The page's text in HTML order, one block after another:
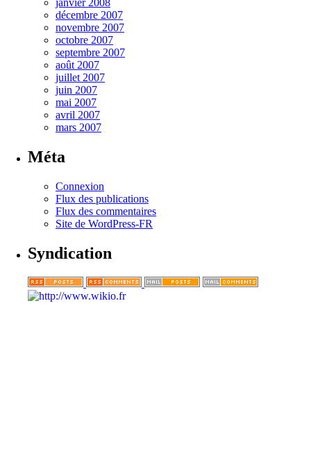
janvier 2008
décembre 2007
novembre 2007
octobre 2007
septembre 2007
août 2007
juillet 2007
juin 2007
mai 2007
avril 2007
mars 2007
Méta
Connexion
Flux des publications
Flux des commentaires
Site de WordPress-FR
Syndication